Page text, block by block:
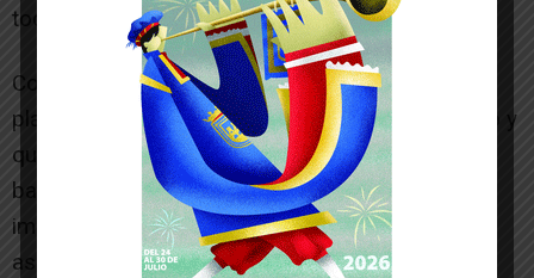
tocarla Rodrigo el 4-1 sube al marcador.
Con el 4-1 se llega al final, donde el Novallas
plantó cara a un equipo que lucha por el ascenso y
que volvió a ser penalizado en los minutos que
bajo la intensidad, los locales suman 3 puntos
importantísimos para seguir luchando por el
ascenso.[/ihc-hide-content]